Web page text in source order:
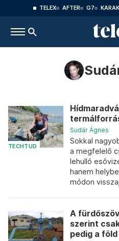
TELEX AFTER G7
TECHTUD
Sudár Ágnes
Sokkal
a megfelelő
lehulló
hanem
módon
A
szerint
pedig a